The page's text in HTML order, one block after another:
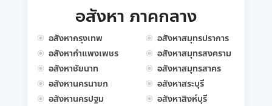
อสังหา ภาคกลาง
อสังหากรุงเทพ
อสังหากำแพงเพชร
อสังหาชัยนาท
อสังหานครนายก
อสังหานครปฐม
อสังหาสมุทรปราการ
อสังหาสมุทรสงคราม
อสังหาสมุทรสาคร
อสังหาสระบุรี
อสังหาสิงห์บุรี